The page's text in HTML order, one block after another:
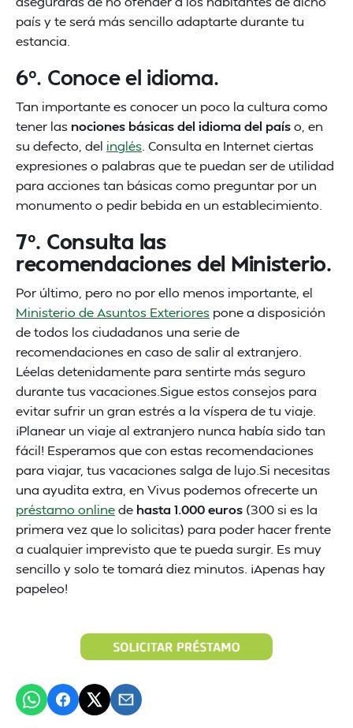
país y te será más sencillo adaptarte durante tu
estancia.
6º. Conoce el idioma.
Tan importante es conocer un poco la cultura como
tener las nociones básicas del idioma del paíso, en
su defecto, del inglés . Consulta en Internet ciertas
expresiones o palabras que te puedan ser de utilidad
para acciones tan básicas como preguntar por un
monumento o pedir bebida en un establecimiento.
7º. Consulta las
recomendaciones del Ministerio.
Por último, pero no por ello menos importante, el
Ministerio de Asuntos Exteriores pone a disposición
de todos los ciudadanos una serie de
recomendaciones en caso de salir al extranjero.
Léelas detenidamente para sentirte más seguro
durante tus vacaciones.Sigue estos consejos para
evitar sufrir un gran estrés a la víspera de tu viaje.
¡Planear un viaje al extranjero nunca había sido tan
fácil! Esperamos que con estas recomendaciones
para viajar, tus vacaciones salga de lujo.Si necesitas
una ayudita extra, en Vivus podemos ofrecerte un
préstamo onlinede hasta 1.000 euros (300 si es la
primera vez que lo solicitas) para poder hacer frente
a cualquier imprevisto que te pueda surgir. Es muy
sencillo y solo te tomará diez minutos. ¡Apenas hay
papeleo!